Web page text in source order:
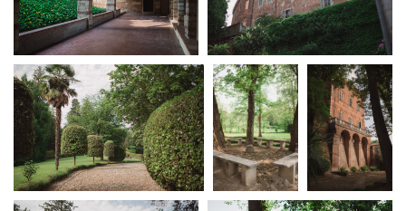
FILM DATABASE
BOOK DATABASE
NEWS
CASTING
Stage - Tirocini - Scuola e
Lavoro
Elenco Operatori Economici
per affidamento lavori in
economia